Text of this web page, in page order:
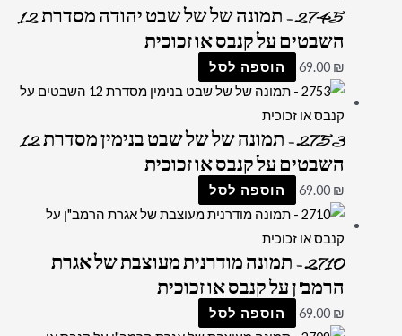
2745 – תמונה של של שבט יהודה מסדרת 12
השבטים על קנבס או זכוכית
69.00 ₪ הוספה לסל
2753 – תמונה של של שבט בנימין מסדרת 12
השבטים על קנבס או זכוכית
69.00 ₪ הוספה לסל
2710 – תמונה מודרנית מעוצבת של אגרת
הרמב"ן על קנבס או זכוכית
69.00 ₪ הוספה לסל